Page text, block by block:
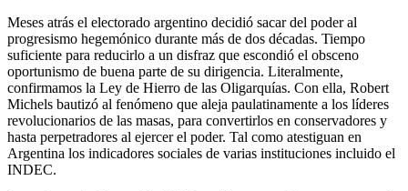
Meses atrás el electorado argentino decidió sacar del poder al
progresismo hegemónico durante más de dos décadas. Tiempo
suficiente para reducirlo a un disfraz que escondió el obsceno
oportunismo de buena parte de su dirigencia. Literalmente,
confirmamos la Ley de Hierro de las Oligarquías. Con ella, Robert
Michels bautizó al fenómeno que aleja paulatinamente a los líderes
revolucionarios de las masas, para convertirlos en conservadores y
hasta perpetradores al ejercer el poder. Tal como atestiguan en
Argentina los indicadores sociales de varias instituciones incluido el
INDEC.